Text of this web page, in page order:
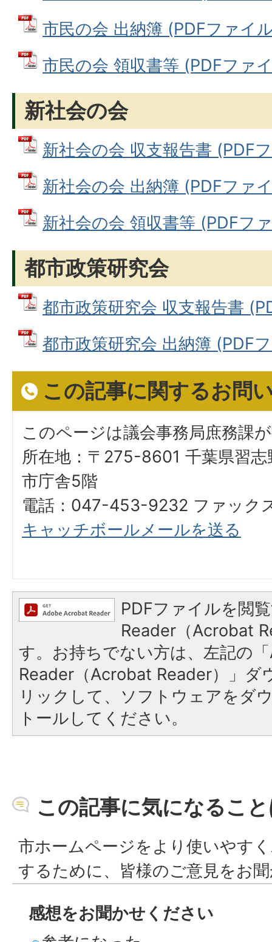
市民の会 出納簿 (PDFファイ
市民の会 領収書等 (PDFファ
新社会の会
新社会の会 収支報告書 (PDF
新社会の会 出納簿 (PDFファ
新社会の会 領収書等 (PDFフ
都市政策研究会
都市政策研究会 収支報告書
都市政策研究会 出納簿 (PDF
この記事に関するお問
このページは議会事務局庶務課
所在地：〒275-8601 千葉県習志
市庁舎5階
電話：047-453-9232 ファック
キャッチボールメールを送る
PDFファイルを閲
Reader（Acrobat
す。お持ちでない方は、左記の
Reader（Acrobat Reader）」ダ
リックして、ソフトウェアをダ
トールしてください。
この記事に気になるこ
市ホームページをより使いやす
するために、皆様のご意見をお
感想をお聞かせください